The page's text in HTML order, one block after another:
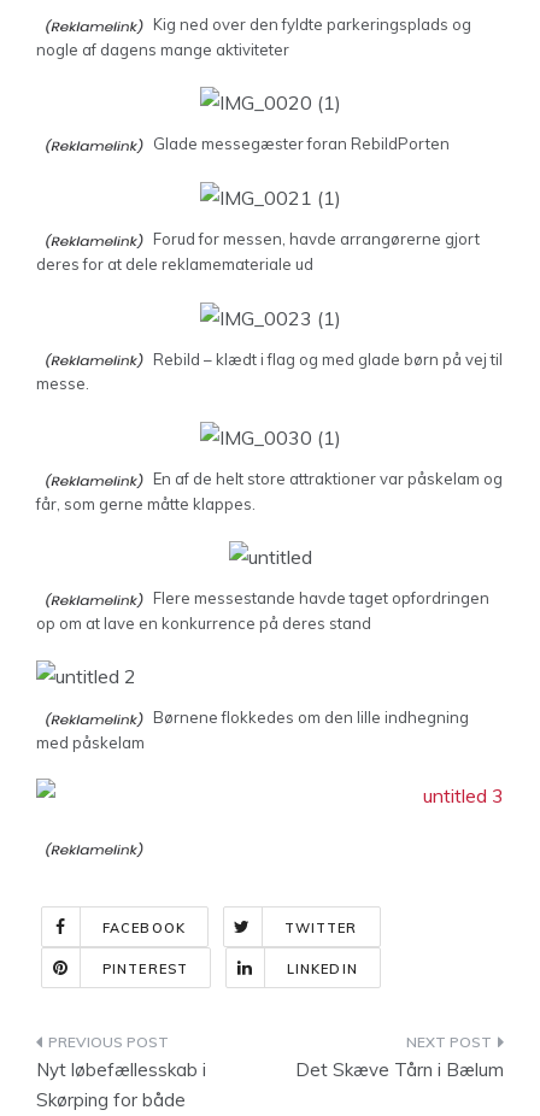
Kig ned over den fyldte parkeringsplads og
nogle af dagens mange aktiviteter
Glade messegæster foran RebildPorten
Forud for messen, havde arrangørerne gjort
deres for at dele reklamemateriale ud
Rebild – klædt i flag og med glade børn på vej til
messe.
En af de helt store attraktioner var påskelam og
får, som gerne måtte klappes.
Flere messestande havde taget opfordringen
op om at lave en konkurrence på deres stand
Børnene flokkedes om den lille indhegning
med påskelam
FACEBOOK TWITTER
PINTEREST LINKEDIN
Indlægsnavigation
Nyt løbefællesskab i
Skørping for både
Det Skæve Tårn i Bælum